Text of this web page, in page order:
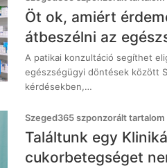
Öt ok, amiért
átbeszélni az
A patikai konzultáció segíthet
egészségügyi döntések között
kérdésekben,…
Szeged365 szponzorált tartalom
Találtunk egy
cukorbetegséget